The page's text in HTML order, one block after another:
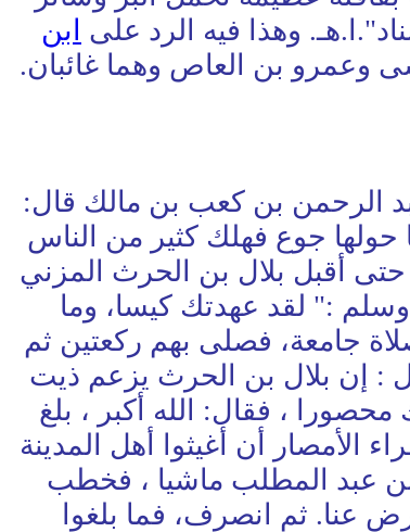
وهذا فيه الرد على ابن
وعمرو بن العاص وهما غائبان.
الرحمن بن كعب بن مالك قال:
جوع فهلك كثير من الناس
أقبل بلال بن الحرث المزني
:" لقد عهدتك كيسا، وما
جامعة، فصلى بهم ركعتين ثم
: إن بلال بن الحرث يزعم ذيت
محصورا ، فقال: الله أكبر ، بلغ
الأمصار أن أغيثوا أهل المدينة
بن عبد المطلب ماشيا ، فخطب
عنا. ثم انصرف، فما بلغوا